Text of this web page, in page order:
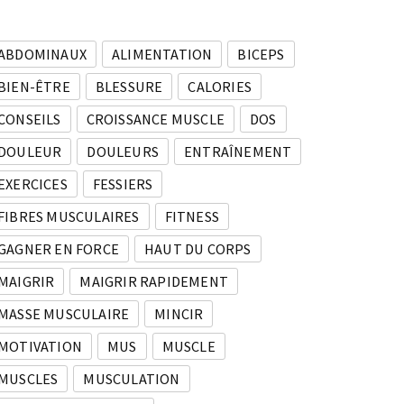
ALIMENTATION
BICEPS
ÊTRE
BLESSURE
CALORIES
CROISSANCE MUSCLE
DOS
DOULEURS
ENTRAÎNEMENT
FESSIERS
MUSCULAIRES
FITNESS
EN FORCE
HAUT DU CORPS
MAIGRIR RAPIDEMENT
MUSCULAIRE
MINCIR
MUS
MUSCLE
MUSCULATION